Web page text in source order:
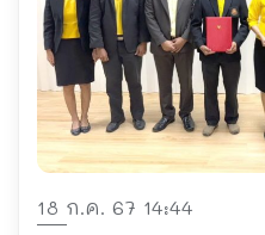
18 ก.ค. 67 14:44